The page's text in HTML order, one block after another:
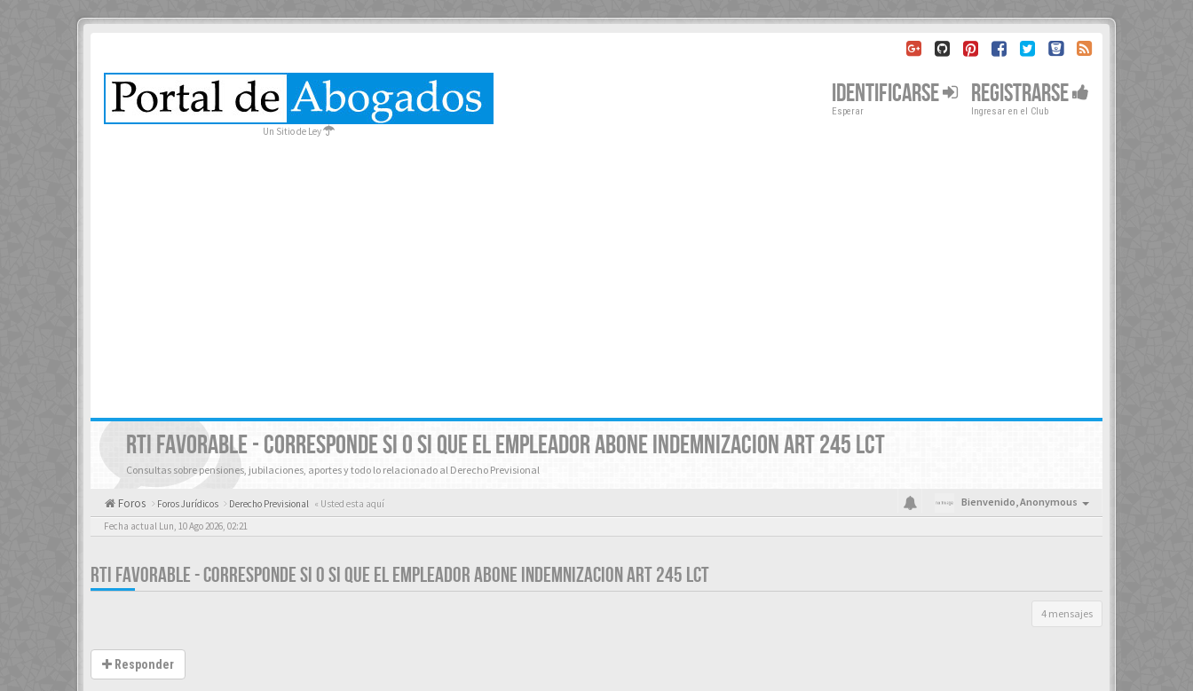
Un Sitio de Ley
IDENTIFICARSE
Esperar
REGISTRARSE
Ingresar en el Club
RTI FAVORABLE - CORRESPONDE SI O SI QUE EL EMPLEADOR ABONE INDEMNIZACION ART 245 LCT
Consultas sobre pensiones, jubilaciones, aportes y todo lo relacionado al Derecho Previsional
Foros Foros Jurídicos Derecho Previsional « Usted esta aquí Bienvenido,Anonymous
Fecha actual Lun, 10 Ago 2026, 02:21
RTI FAVORABLE - CORRESPONDE SI O SI QUE EL EMPLEADOR ABONE INDEMNIZACION ART 245 LCT
4 mensajes
Responder